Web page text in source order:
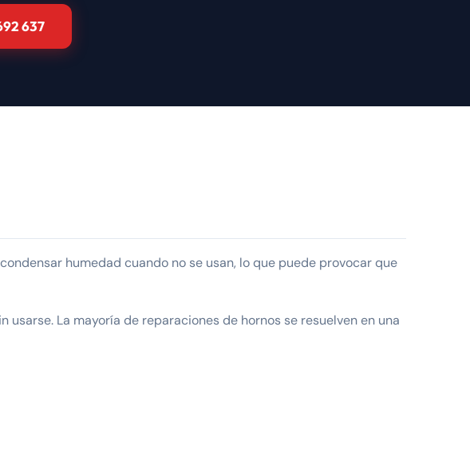
637
humedad cuando no se usan, lo que puede provocar que
La mayoría de reparaciones de hornos se resuelven en una